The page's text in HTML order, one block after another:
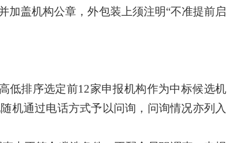
加盖机构公章，外包装上须注明“不准提前启
低排序选定前12家申报机构作为中标候选机
机通过电话方式予以问询，问询情况亦列入